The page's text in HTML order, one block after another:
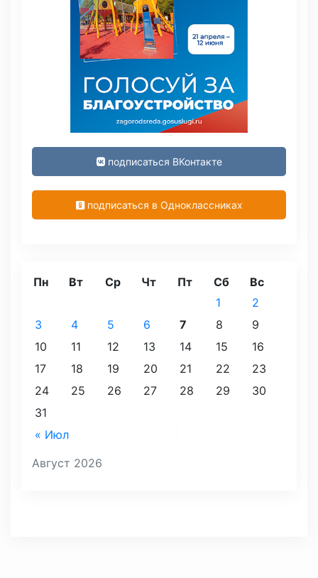
подписаться ВКонтакте
подписаться в Одноклассниках
Август 2026
Пн Вт Ср Чт Пт Сб Вс
« Июл
1
2
3
4 5 6 7 8
9
10
11 12 13 14 15
16
17
18 19 20 21 22
23
24
25 26 27 28 29
30
31